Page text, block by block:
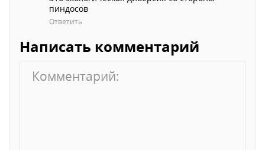
пиндосов
Ответить
Написать комментарий